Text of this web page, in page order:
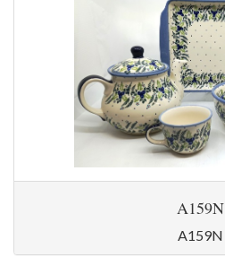
A159N
A159N